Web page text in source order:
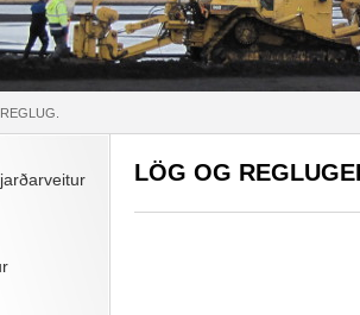
LÖG OG